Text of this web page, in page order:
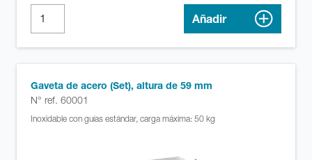
Añadir
Gaveta de acero (Set), altura de 59 mm
N° ref. 60001
Inoxidable con guías estándar, carga máxima: 50 kg